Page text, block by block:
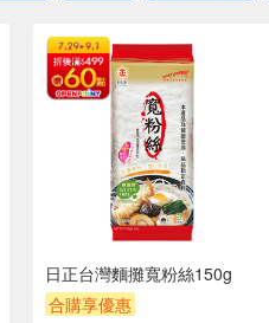
日正台灣麵攤寬粉絲150g
合購享優惠